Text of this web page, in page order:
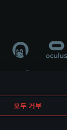
모두 거부
후원 또는 홍보에
owners.